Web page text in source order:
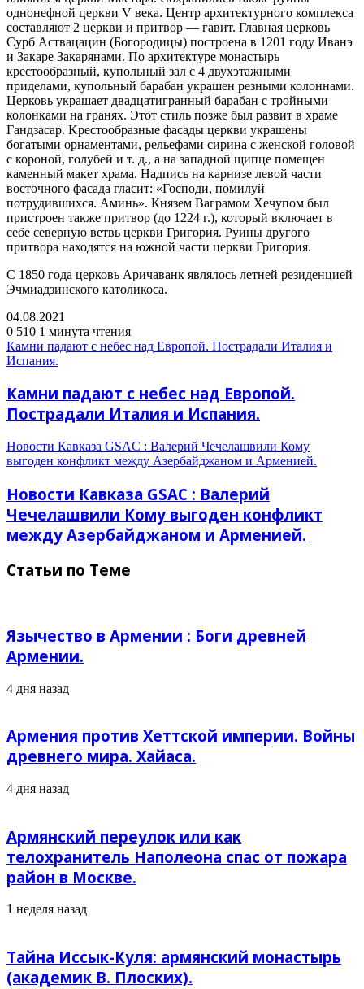
однонефной церкви V века. Центр архитектурного комплекса
составляют 2 церкви и притвор — гавит. Главная церковь
Сурб Аствацацин (Богородицы) построена в 1201 году Иванэ
и Закаре Закарянами. По архитектурe монастырь
крестообразный, купольный зал с 4 двухэтажными
приделами, купольный барабан украшен резными колоннами.
Церковь украшает двадцатигранный барабан с тройными
колонками на гранях. Этот стиль позже был развит в храме
Гандзасар. Kрестообразные фасады церкви украшены
богатыми орнаментами, рельефами сирина с женской головой
с короной, голубей и т. д., а на западной щипце помещен
каменный макет храма. Надпись на карнизе левой части
восточного фасада гласит: «Господи, помилуй
потрудившихся. Аминь». Князем Ваграмом Хечупом был
пристроен также притвор (до 1224 г.), который включает в
себе северную ветвь церкви Григория. Руины другого
притвора находятся на южной части церкви Григория.
С 1850 года церковь Аричаванк являлось летней резиденцией
Эчмиадзинского католикоса.
04.08.2021
0 510 1 минута чтения
Камни падают с небес над Европой. Пострадали Италия и
Испания.
Камни падают с небес над Европой.
Пострадали Италия и Испания.
Новости Кавказа GSAC : Валерий Чечелашвили Кому
выгоден конфликт между Азербайджаном и Арменией.
Новости Кавказа GSAC : Валерий
Чечелашвили Кому выгоден конфликт
между Азербайджаном и Арменией.
Статьи по Теме
Язычество в Армении : Боги древней
Армении.
4 дня назад
Армения против Хеттской империи. Войны
древнего мира. Хайаса.
4 дня назад
Армянский переулок или как
телохранитель Наполеона спас от пожара
район в Москве.
1 неделя назад
Тайна Иссык-Куля: армянский монастырь
(академик В. Плоских).